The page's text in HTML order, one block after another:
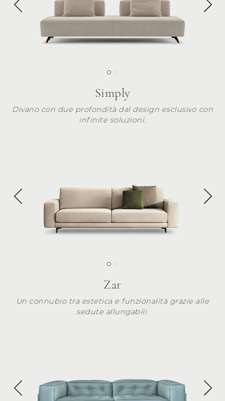
Simply
Divano con due profondità dal design esclusivo con
infinite soluzioni.
Zar
Un connubio tra estetica e funzionalità grazie alle
sedute allungabili.